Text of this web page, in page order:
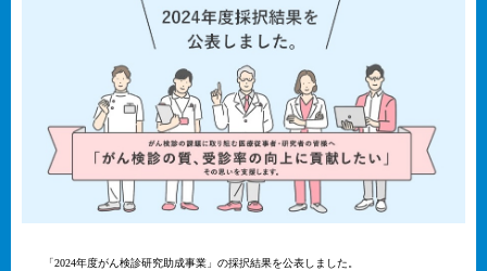
「2024年度がん検診研究助成事業」の採択結果を公表しました。